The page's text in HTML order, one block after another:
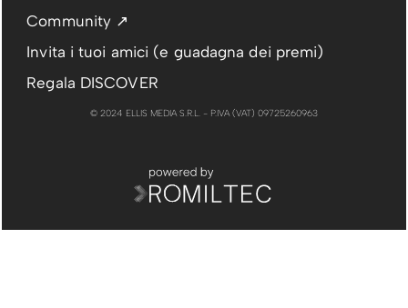
Community ↗
Invita i tuoi amici (e guadagna dei premi)
Regala DISCOVER
© 2024 ELLIS MEDIA S.R.L. - P.IVA (VAT) 09725260963